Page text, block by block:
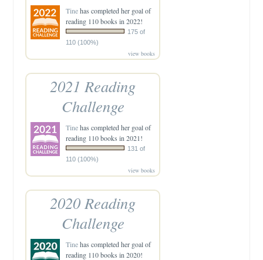
Tinehas completed her goal of
reading 110 books in 2022!
175 of
110 (100%)
view books
2021 Reading
Challenge
Tinehas completed her goal of
reading 110 books in 2021!
131 of
110 (100%)
view books
2020 Reading
Challenge
Tinehas completed her goal of
reading 110 books in 2020!